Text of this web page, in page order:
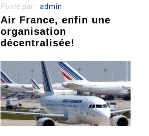
Posté par :admin
Air France, enfin une
organisation
décentralisée!